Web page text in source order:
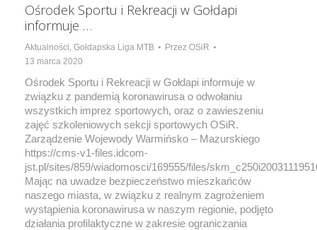
Ośrodek Sportu i Rekreacji w Gołdapi
informuje …
Aktualności Gołdapska Liga MTB Przez OSiR
13 marca 2020
Ośrodek Sportu i Rekreacji w Gołdapi informuje w
związku z pandemią koronawirusa o odwołaniu
wszystkich imprez sportowych, oraz o zawieszeniu
zajęć szkoleniowych sekcji sportowych OSiR.
Zarządzenie Wojewody Warmińsko – Mazurskiego
https://cms-v1-files.idcom-
jst.pl/sites/859/wiadomosci/169555/files/
Mając na uwadze bezpieczeństwo mieszkańców
naszego miasta, w związku z realnym zagrożeniem
wystąpienia koronawirusa w naszym regionie, podjęto
działania profilaktyczne w zakresie ograniczania